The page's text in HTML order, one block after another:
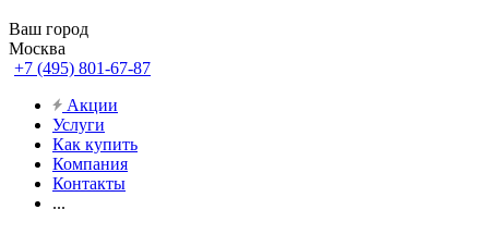
Ваш город
Москва
+7 (495) 801-67-87
Акции
Услуги
Как купить
Компания
Контакты
...